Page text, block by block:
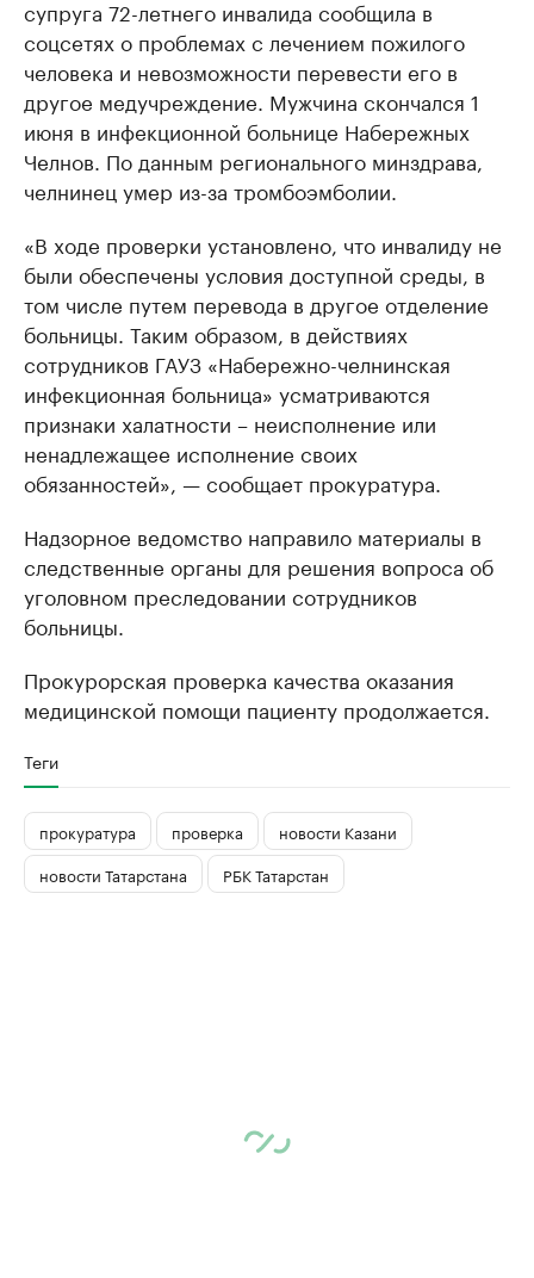
супруга 72-летнего инвалида сообщила в
соцсетях о проблемах с лечением пожилого
человека и невозможности перевести его в
другое медучреждение. Мужчина скончался 1
июня в инфекционной больнице Набережных
Челнов. По данным регионального минздрава,
челнинец умер из-за тромбоэмболии.
«В ходе проверки установлено, что инвалиду не
были обеспечены условия доступной среды, в
том числе путем перевода в другое отделение
больницы. Таким образом, в действиях
сотрудников ГАУЗ «Набережно-челнинская
инфекционная больница» усматриваются
признаки халатности – неисполнение или
ненадлежащее исполнение своих
обязанностей», — сообщает прокуратура.
Надзорное ведомство направило материалы в
следственные органы для решения вопроса об
уголовном преследовании сотрудников
больницы.
Прокурорская проверка качества оказания
медицинской помощи пациенту продолжается.
Теги
прокуратура проверка
новости Казани
новости Татарстана
РБК Татарстан